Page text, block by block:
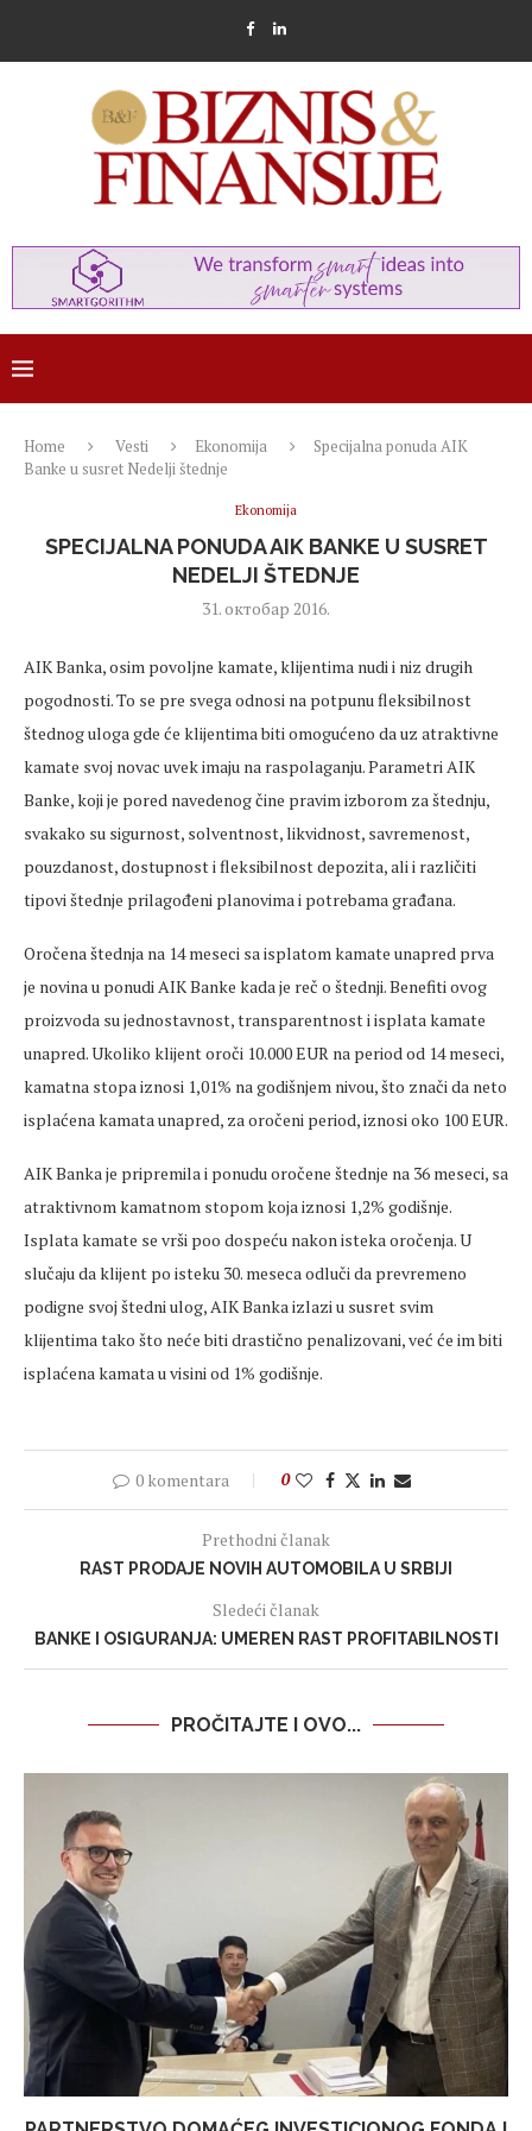
Home Vesti Ekonomija
Specijalna ponuda AIK
Banke u susret Nedelji štednje
Ekonomija
SPECIJALNA PONUDA AIK BANKE U SUSRET
NEDELJI ŠTEDNJE
31. октобар 2016.
AIK Banka, osim povoljne kamate, klijentima nudi i niz drugih
pogodnosti. To se pre svega odnosi na potpunu fleksibilnost
štednog uloga gde će klijentima biti omogućeno da uz atraktivne
kamate svoj novac uvek imaju na raspolaganju. Parametri AIK
Banke, koji je pored navedenog čine pravim izborom za štednju,
svakako su sigurnost, solventnost, likvidnost, savremenost,
pouzdanost, dostupnost i fleksibilnost depozita, ali i različiti
tipovi štednje prilagođeni planovima i potrebama građana.
Oročena štednja na 14 meseci sa isplatom kamate unapred prva
je novina u ponudi AIK Banke kada je reč o štednji. Benefiti ovog
proizvoda su jednostavnost, transparentnost i isplata kamate
unapred. Ukoliko klijent oroči 10.000 EUR na period od 14 meseci,
kamatna stopa iznosi 1,01% na godišnjem nivou, što znači da neto
isplaćena kamata unapred, za oročeni period, iznosi oko 100 EUR.
AIK Banka je pripremila i ponudu oročene štednje na 36 meseci, sa
atraktivnom kamatnom stopom koja iznosi 1,2% godišnje.
Isplata kamate se vrši poo dospeću nakon isteka oročenja. U
slučaju da klijent po isteku 30. meseca odluči da prevremeno
podigne svoj štedni ulog, AIK Banka izlazi u susret svim
klijentima tako što neće biti drastično penalizovani, već će im biti
isplaćena kamata u visini od 1% godišnje.
0 komentara 0
Prethodni članak
RAST PRODAJE NOVIH AUTOMOBILA U SRBIJI
Sledeći članak
BANKE I OSIGURANJA: UMEREN RAST PROFITABILNOSTI
PROČITAJTE I OVO...